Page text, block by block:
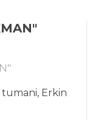
Erkin